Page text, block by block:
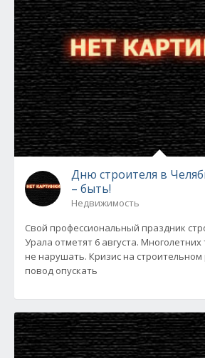
Дню строителя в
– быть!
Недвижимость
Свой профессиональный праздник
Урала отметят 6 августа.
не нарушать. Кризис на
повод опускать